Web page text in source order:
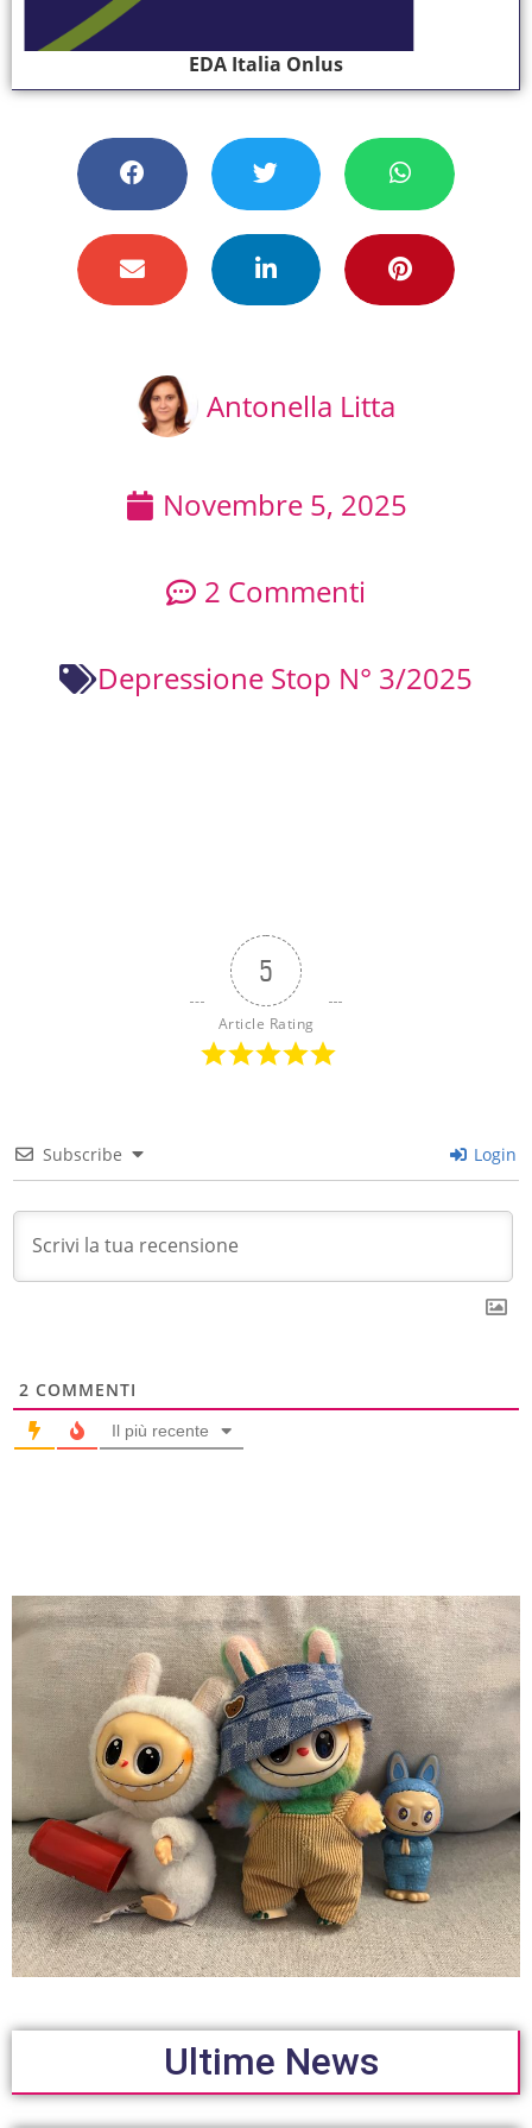
EDA Italia Onlus
Antonella Litta
Novembre 5, 2025
2 Commenti
Depressione Stop N° 3/2025
5
Article Rating
Subscribe Login
2 COMMENTI
Il più recente
Ultime News